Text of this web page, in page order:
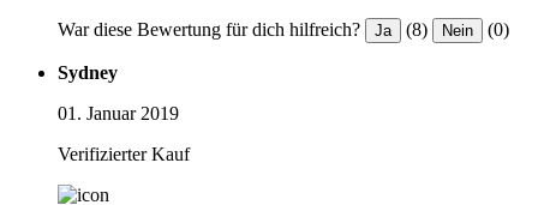
War diese Bewertung für dich hilfreich? Ja (8) Nein (0)
Sydney
01. Januar 2019
Verifizierter Kauf